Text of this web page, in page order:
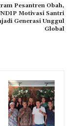
Pesantren Obah,
Motivasi Santri
Generasi Unggul
Global